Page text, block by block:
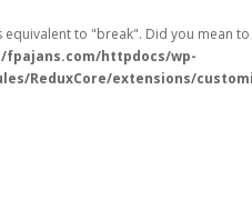
equivalent to "break". Did you mean to
fpajans.com/httpdocs/wp-
ReduxCore/extensions/